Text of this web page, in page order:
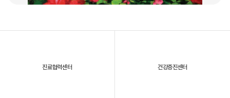
2025년, 대구파티마병원을 되돌아보다
진료협력센터 건강증진센터